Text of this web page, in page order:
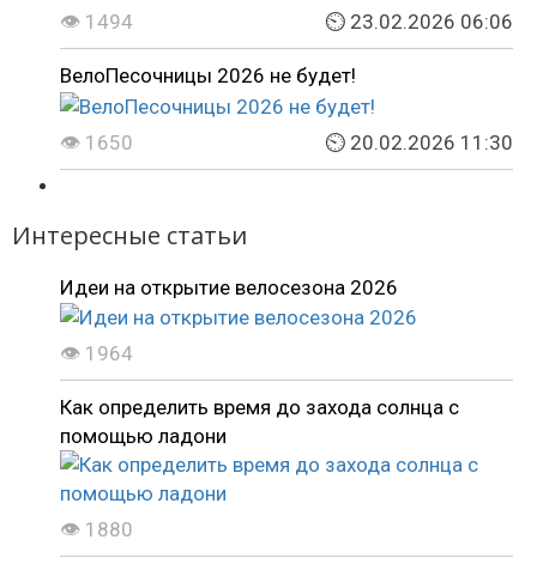
👁 1494 ⏲ 23.02.2026 06:06
ВелоПесочницы 2026 не будет!
👁 1650 ⏲ 20.02.2026 11:30
Интересные статьи
Идеи на открытие велосезона 2026
👁 1964
Как определить время до захода солнца с
помощью ладони
👁 1880